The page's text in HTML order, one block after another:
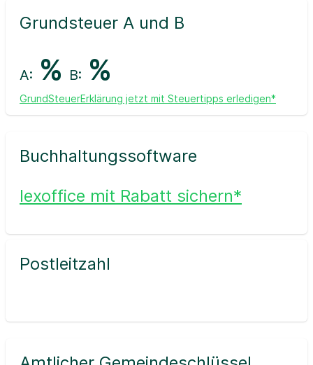
Grundsteuer A und B
A: % B: %
GrundSteuerErklärung jetzt mit Steuertipps erledigen*
Buchhaltungssoftware
lexoffice mit Rabatt sichern*
Postleitzahl